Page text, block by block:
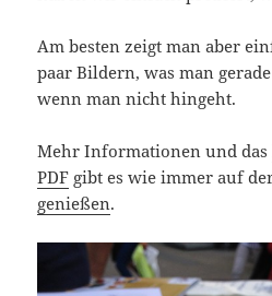
Am besten zeigt man aber
paar Bildern, was man
wenn man nicht hingeht.
Mehr Informationen und das
PDF gibt es wie immer auf
genießen.